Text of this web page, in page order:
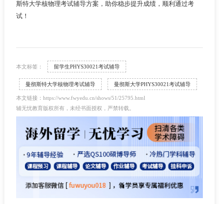
斯特大学核物理考试辅导方案，助你稳步提升成绩，顺利通过考
试！
本文标签： 留学生PHYS30021考试辅导
曼彻斯特大学核物理考试辅导 曼彻斯大学PHYS30021考试辅导
本文链接：https://www.fwyedu.cn/shows/51/25795.html
辅无忧教育版权所有，未经书面授权，严禁转载。